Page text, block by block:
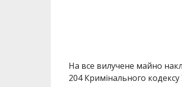
На все вилучене майно
204 Кримінального